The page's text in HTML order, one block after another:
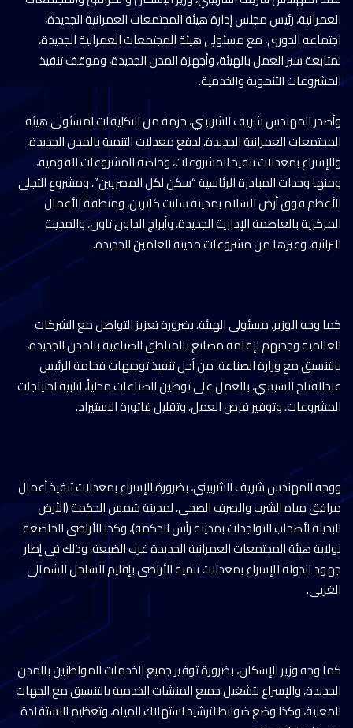
العمرانية، رئيس مجلس إدارة هيئة المجتمعات العمرانية الجديدة،
اجتماعه الدورى، مع مسئولى هيئة المجتمعات العمرانية الجديدة،
لمتابعة سير العمل بالهيئة، وأجهزة المدن الجديدة، وموقف تنفيذ
المشروعات التنموية والخدمية.
وأصدر المهندس شريف الشربيني، حزمة من التكليفات لمسئولى هيئة
المجتمعات العمرانية الجديدة، لدفع معدلات التنمية بالمدن الجديدة،
والإسراع بمعدلات تنفيذ المشروعات، وخاصة المشروعات القومية،
ومنها وحدات المبادرة الرئاسية “سكن لكل المصريين”، ومشروع التجلى
الأعظم فوق أرض السلام بمدينة سانت كاترين، ومنطقة الأعمال
المركزية بالعاصمة الإدارية الجديدة، وأبراج الداون تاون، والمدينة
التراثية، وغيرها من مشروعات مدينة العلمين الجديدة.
كما وجه الوزير، مسئولى الهيئة، بضرورة تعزيز التواصل مع الشركات
العالمية وجذبهم لإقامة مصانع بالمناطق الصناعية بالمدن الجديدة،
بالتنسيق مع وزارة الصناعة، من أجل تنفيذ توجيهات فخامة الرئيس
عبدالفتاح السيسي، بالعمل على توطين الصناعات محلياً، لتلبية احتياجات
المشروعات، وتوفير فرص العمل، وتقليل فاتورة الاستيراد.
ووجه المهندس شريف الشربيني، بضرورة الإسراع بمعدلات تنفيذ أعمال
مرافق مياه الشرب والصرف الصحى، لمدينة شمس الحكمة (الأرض
البديلة لأصحاب التواجدات بمدينة رأس الحكمة)، وكذا الأراضى الخاضعة
لولاية هيئة المجتمعات العمرانية الجديدة غرب الضبعة، وذلك فى إطار
جهود الدولة للإسراع بمعدلات تنمية الأراضى بإقليم الساحل الشمالى
الغربى.
كما وجه وزير الإسكان، بضرورة توفير جميع الخدمات للمواطنين بالمدن
الجديدة، والإسراع بتشغيل جميع المنشآت الخدمية بالتنسيق مع الجهات
المعنية، وكذا وضع ضوابط لترشيد استهلاك المياه، وتعظيم الاستفادة